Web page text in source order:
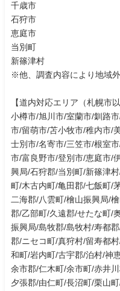
千歳市
石狩市
恵庭市
当別町
新篠津村
※他、調査内容により地域
【道内対応エリア（札幌市以
小樽市/旭川市/室蘭市/釧路
市/留萌市/苫小牧市/稚内市/
士別市/名寄市/三笠市/根室
市/富良野市/登別市/恵庭市/
興局/石狩郡/当別町/新篠津
町/木古内町/亀田郡/七飯町/
二海郡/八雲町/檜山振興局/
郡/乙部町/久遠郡/せたな町/
振興局/島牧郡/島牧村/寿都
郡/ニセコ町/真狩村/留寿都
和町/岩内町/古宇郡/泊村/神
余市郡/仁木町/余市町/赤井
夕張郡/由仁町/長沼町/栗山